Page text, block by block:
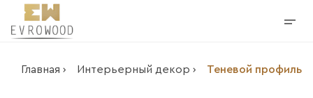
Главная › Интерьерный декор › Теневой профиль